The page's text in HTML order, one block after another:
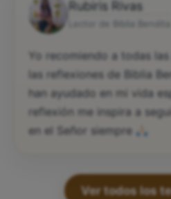
Rubiris Rivas
Yo recomiendo a todas
las reflexiones de Biblia
han ayudado en mi vida
reflexión me inspira a
en el Señor siempre
Ver todos los